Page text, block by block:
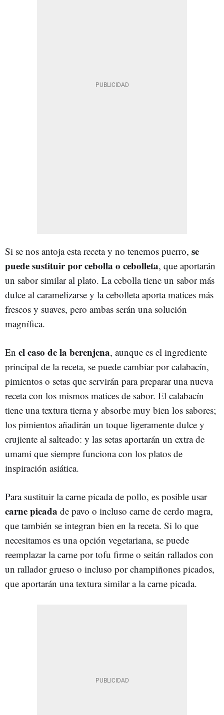
Si se nos antoja esta receta y no tenemos puerro, se
puede sustituir por cebolla o cebolleta, que aportarán
un sabor similar al plato. La cebolla tiene un sabor más
dulce al caramelizarse y la cebolleta aporta matices más
frescos y suaves, pero ambas serán una solución
magnífica.
En el caso de la berenjena, aunque es el ingrediente
principal de la receta, se puede cambiar por calabacín,
pimientos o setas que servirán para preparar una nueva
receta con los mismos matices de sabor. El calabacín
tiene una textura tierna y absorbe muy bien los sabores;
los pimientos añadirán un toque ligeramente dulce y
crujiente al salteado: y las setas aportarán un extra de
umami que siempre funciona con los platos de
inspiración asiática.
Para sustituir la carne picada de pollo, es posible usar
carne picada de pavo o incluso carne de cerdo magra,
que también se integran bien en la receta. Si lo que
necesitamos es una opción vegetariana, se puede
reemplazar la carne por tofu firme o seitán rallados con
un rallador grueso o incluso por champiñones picados,
que aportarán una textura similar a la carne picada.